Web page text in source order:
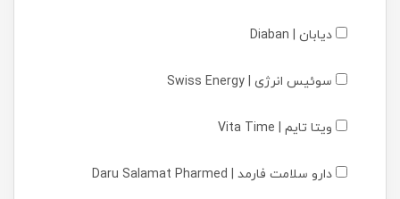
دیابان | Diaban
سوئیس انرژی | Swiss Energy
ویتا تایم | Vita Time
دارو سلامت فارمد | Daru Salamat Pharmed